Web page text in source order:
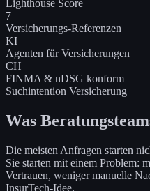
Lighthouse Score
7
Versicherungs-Referenzen
KI
Agenten für Versicherungen
CH
FINMA & nDSG konform
Suchintention Versicherung
Was
Die meisten Anfragen starten
Sie starten mit einem Problem:
Vertrauen, weniger manuelle
InsurTech-Idee.